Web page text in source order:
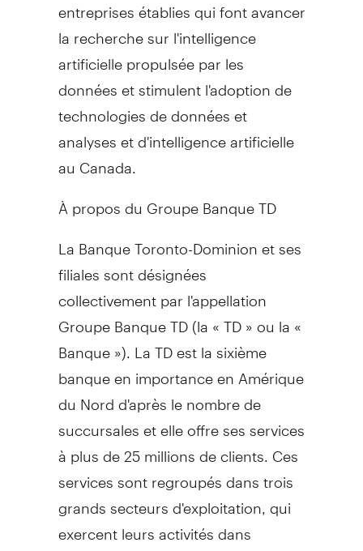
la recherche sur l'intelligence
artificielle propulsée par les
données et stimulent l'adoption de
technologies de données et
analyses et d'intelligence artificielle
au Canada
À propos du Groupe Banque TD
La Banque Toronto-Dominion et ses
filiales sont désignées
collectivement par l'appellation
Groupe Banque TD (la « TD » ou la «
Banque »). La TD est la sixième
banque en importance en Amérique
du Nord d'après le nombre de
succursales et elle offre ses services
à plus de 25 millions de clients. Ces
services sont regroupés dans trois
grands secteurs d'exploitation, qui
exercent leurs activités dans